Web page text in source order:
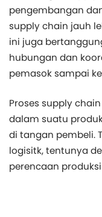
pengembangan
supply chain jauh
ini juga
hubungan dan
pemasok sampai
Proses supply
dalam suatu
di tangan pembeli.
logisitk, tentunya
perencaan